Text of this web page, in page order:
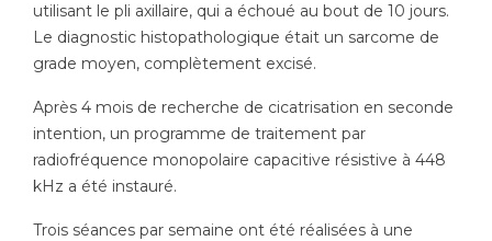
utilisant le pli axillaire, qui a échoué au bout de 10 jours.
Le diagnostic histopathologique était un sarcome de
grade moyen, complètement excisé.
Après 4 mois de recherche de cicatrisation en seconde
intention, un programme de traitement par
radiofréquence monopolaire capacitive résistive à 448
kHz a été instauré.
Trois séances par semaine ont été réalisées à une